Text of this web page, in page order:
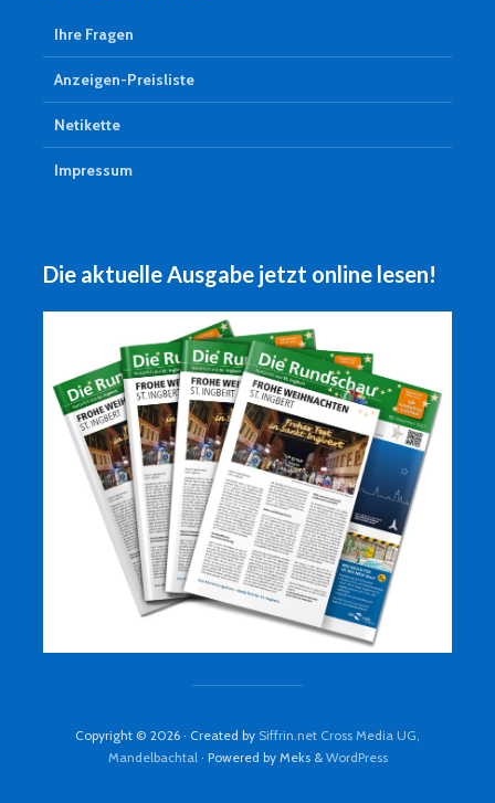
Ihre Fragen
Anzeigen-Preisliste
Netikette
Impressum
Die aktuelle Ausgabe jetzt online lesen!
Copyright © 2026 · Created by Siffrin.net Cross Media UG,
Mandelbachtal· Powered by Meks & WordPress